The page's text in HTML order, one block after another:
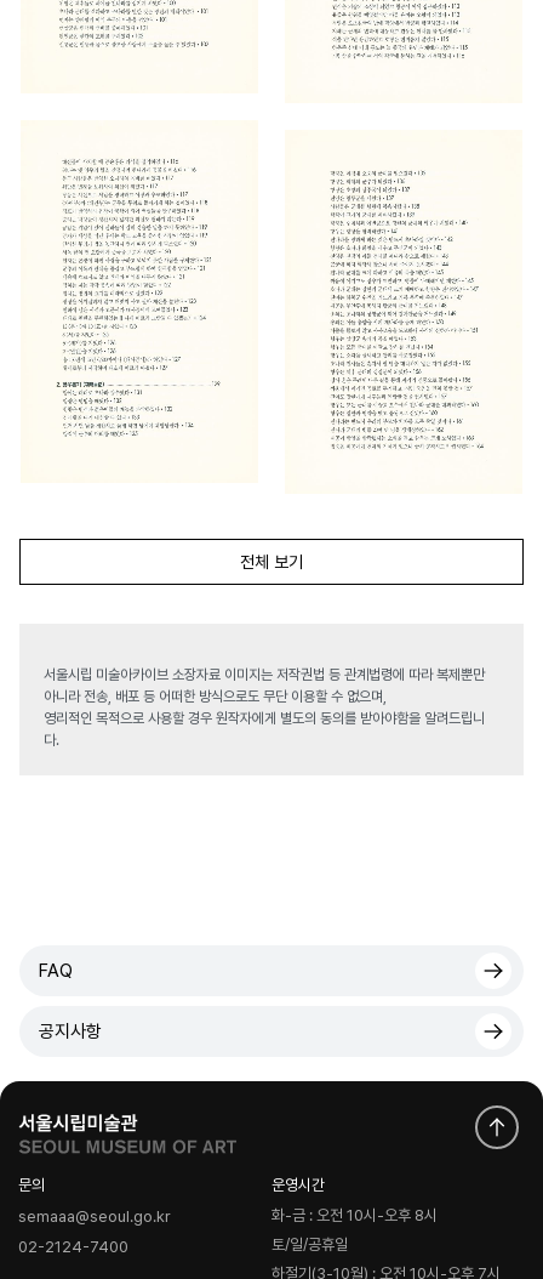
전체 보기
서울시립 미술아카이브 소장자료 이미지는 저작권법 등 관계법령에 따라 복제뿐만
아니라 전송, 배포 등 어떠한 방식으로도 무단 이용할 수 없으며,
영리적인 목적으로 사용할 경우 원작자에게 별도의 동의를 받아야함을 알려드립니
다.
FAQ
공지사항
문의
semaaa@seoul.go.kr
02-2124-7400
운영시간
화-금 : 오전 10시-오후 8시
토/일/공휴일
하절기(3-10월) : 오전 10시-오후 7시